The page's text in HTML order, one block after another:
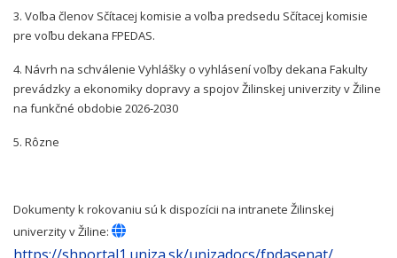
3. Voľba členov Sčítacej komisie a voľba predsedu Sčítacej komisie
pre voľbu dekana FPEDAS.
4. Návrh na schválenie Vyhlášky o vyhlásení voľby dekana Fakulty
prevádzky a ekonomiky dopravy a spojov Žilinskej univerzity v Žiline
na funkčné obdobie 2026-2030
5. Rôzne
Dokumenty k rokovaniu sú k dispozícii na intranete Žilinskej
univerzity v Žiline: